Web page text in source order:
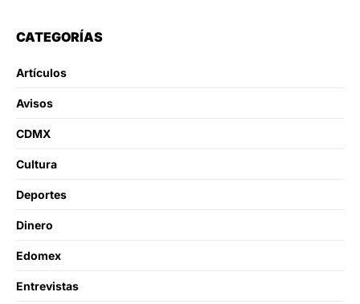
CATEGORÍAS
Artículos
Avisos
CDMX
Cultura
Deportes
Dinero
Edomex
Entrevistas